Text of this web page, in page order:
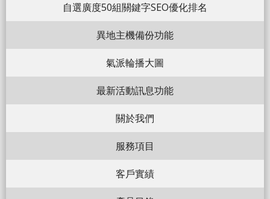
自選廣度50組關鍵字SEO優化排名
異地主機備份功能
氣派輪播大圖
最新活動訊息功能
關於我們
服務項目
客戶實績